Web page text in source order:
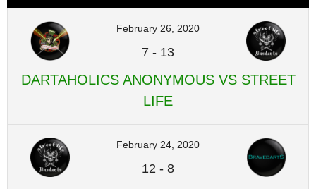
February 26, 2020
7 - 13
DARTAHOLICS ANONYMOUS VS STREET
LIFE
February 24, 2020
12 - 8